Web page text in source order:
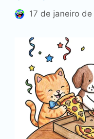
17 de janeiro